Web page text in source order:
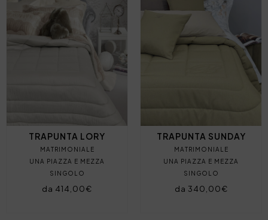
TRAPUNTA LORY
MATRIMONIALE
UNA PIAZZA E MEZZA
SINGOLO
da 414,00€
TRAPUNTA SUNDAY
MATRIMONIALE
UNA PIAZZA E MEZZA
SINGOLO
da 340,00€